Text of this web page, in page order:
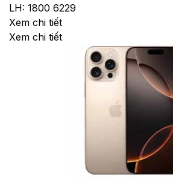
LH: 1800 6229
Xem chi tiết
Xem chi tiết